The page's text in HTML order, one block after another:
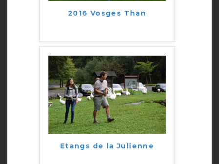
2016 Vosges Than
Etangs de la Julienne